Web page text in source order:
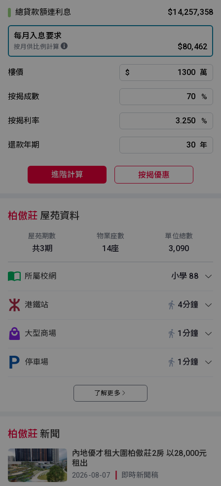
總貸款額連利息
$14,257,358
每月入息要求
按月供比例計算 $80,462
樓價 $ 萬
按揭成數 %
按揭利率 %
還款年期 年
進階計算 按揭優惠
柏傲莊 屋苑資料
屋苑期數
共3期
物業座數
14座
單位總數
3,090
所屬校網 小學 88
港鐵站 4分鐘
大型商場 1分鐘
停車場 1分鐘
了解更多
柏傲莊 新聞
內地優才租大圍柏傲莊2房 以28,000元
租出
2026-08-07 即時新聞稿